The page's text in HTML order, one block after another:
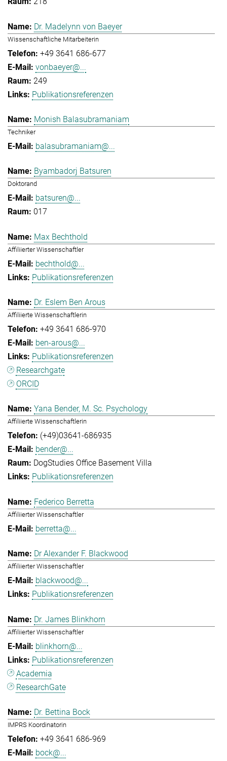
Dr. Madelynn von Baeyer
Wissenschaftliche Mitarbeiterin
+49 3641 686-677
vonbaeyer@...
249
Publikationsreferenzen
Monish Balasubramaniam
Techniker
balasubramaniam@...
Byambadorj Batsuren
Doktorand
batsuren@...
017
Max Bechthold
Affiliierter Wissenschaftler
bechthold@...
Publikationsreferenzen
Dr. Eslem Ben Arous
Affiliierte Wissenschaftlerin
+49 3641 686-970
ben-arous@...
Publikationsreferenzen
Researchgate
ORCID
Yana Bender, M. Sc. Psychology
Affiliierte Wissenschaftlerin
(+49)03641-686935
bender@...
DogStudies Office Basement Villa
Publikationsreferenzen
Federico Berretta
Affiliierter Wissenschaftler
berretta@...
Dr Alexander F. Blackwood
Affiliierter Wissenschaftler
blackwood@...
Publikationsreferenzen
Dr. James Blinkhorn
Affiliierter Wissenschaftler
blinkhorn@...
Publikationsreferenzen
Academia
ResearchGate
Dr. Bettina Bock
IMPRS Koordinatorin
+49 3641 686-969
bock@...